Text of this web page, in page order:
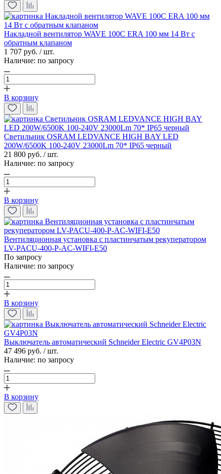
Накладной вентилятор WAVE 100С ERA 100 мм 14 Вт с
обратным клапаном
1 707 руб. / шт.
Наличие: по запросу
В корзину
Светильник OSRAM LEDVANCE HIGH BAY LED
200W/6500K 100-240V 23000Lm 70* IP65 черный
21 800 руб. / шт.
Наличие: по запросу
В корзину
Вентиляционная установка с пластинчатым рекуператором
LV-PACU-400-P-AC-WIFI-E50
По запросу
Наличие: по запросу
В корзину
Выключатель автоматический Schneider Electric GV4P03N
47 496 руб. / шт.
Наличие: по запросу
В корзину